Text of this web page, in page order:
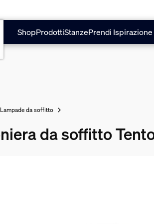
ShopProdottiStanzePrendi Ispirazione
Lampade da soffitto
da soffitto